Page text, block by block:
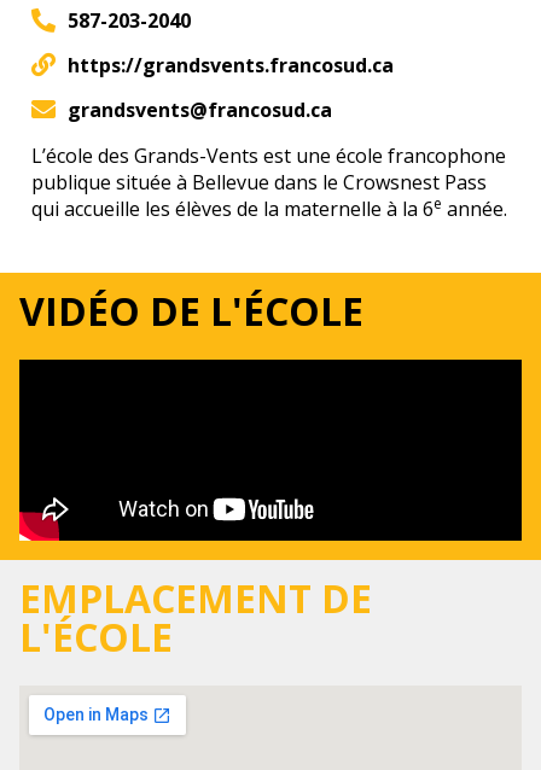
587-203-2040
https://grandsvents.francosud.ca
grandsvents@francosud.ca
L’école des Grands-Vents est une école francophone
publique située à Bellevue dans le Crowsnest Pass
qui accueille les élèves de la maternelle à la 6e année.
VIDÉO DE L'ÉCOLE
EMPLACEMENT DE
L'ÉCOLE